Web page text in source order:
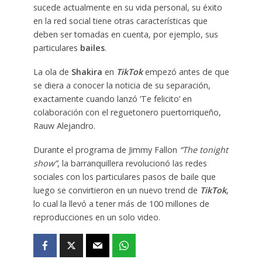
sucede actualmente en su vida personal, su éxito
en la red social tiene otras características que
deben ser tomadas en cuenta, por ejemplo, sus
particulares bailes.
La ola de Shakira en TikTokempezó antes de que
se diera a conocer la noticia de su separación,
exactamente cuando lanzó ‘Te felicito’ en
colaboración con el reguetonero puertorriqueño,
Rauw Alejandro.
Durante el programa de Jimmy Fallon “The tonight
show”, la barranquillera revolucionó las redes
sociales con los particulares pasos de baile que
luego se convirtieron en un nuevo trend de TikTok,
lo cual la llevó a tener más de 100 millones de
reproducciones en un solo video.